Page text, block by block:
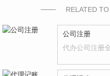
RELATED
公司注册
代办公司注册